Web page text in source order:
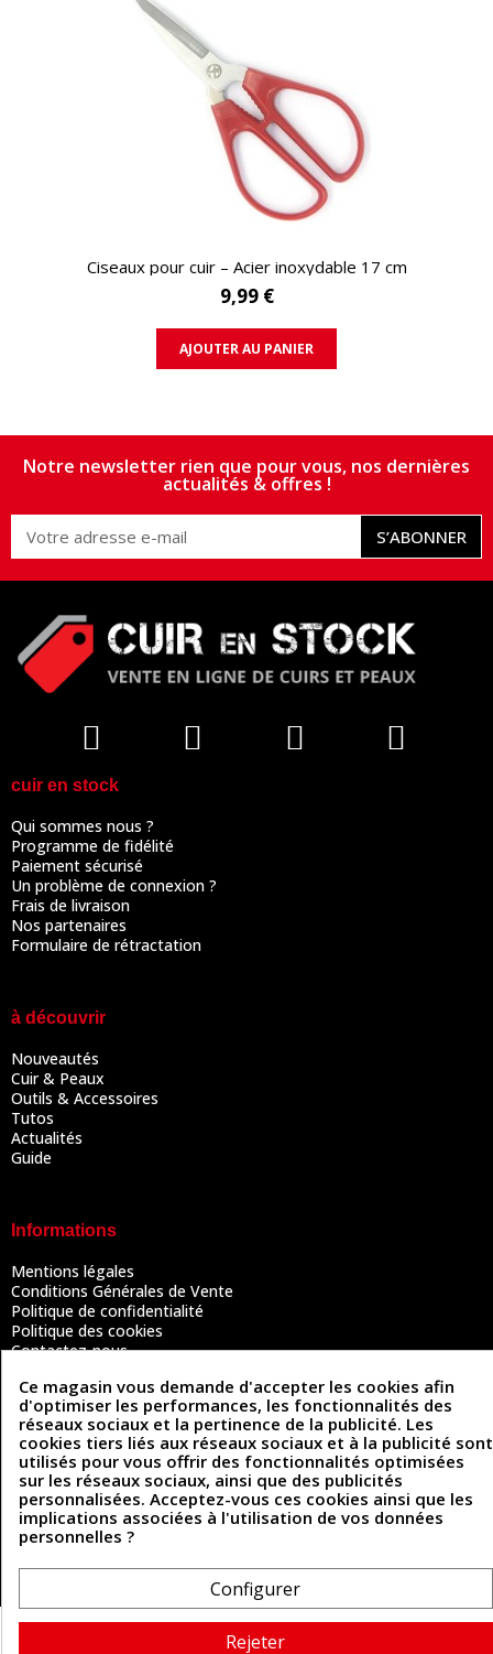
APERÇU RAPIDE
Ciseaux pour cuir – Acier inoxydable 17 cm
9,99 €
AJOUTER AU PANIER
Notre newsletter rien que pour vous, nos dernières
actualités & offres !
S’ABONNER
cuir en stock
Qui sommes nous ?
Programme de fidélité
Paiement sécurisé
Un problème de connexion ?
Frais de livraison
Nos partenaires
Formulaire de rétractation
à découvrir
Nouveautés
Cuir & Peaux
Outils & Accessoires
Tutos
Actualités
Guide
Informations
Mentions légales
Conditions Générales de Vente
Politique de confidentialité
Politique des cookies
Contactez-nous
Coordonnées
493 Chemin de Catougnac
81300 Graulhet
05 63 34 51 88
contact@cuirenstock.com
Cuirenstock © 2026 - Une création Quatrys 💙
Ce magasin vous demande d'accepter les cookies afin
d'optimiser les performances, les fonctionnalités des
réseaux sociaux et la pertinence de la publicité. Les
cookies tiers liés aux réseaux sociaux et à la publicité sont
utilisés pour vous offrir des fonctionnalités optimisées
sur les réseaux sociaux, ainsi que des publicités
personnalisées. Acceptez-vous ces cookies ainsi que les
implications associées à l'utilisation de vos données
personnelles ?
Configurer
Rejeter